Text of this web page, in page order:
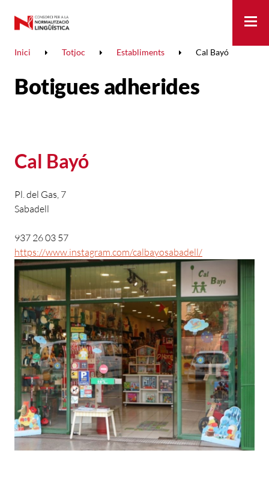
Inici Totjoc Establiments Cal Bayó
Botigues adherides
Cal Bayó
Pl. del Gas, 7
Sabadell
937 26 03 57
https://www.instagram.com/calbayosabadell/